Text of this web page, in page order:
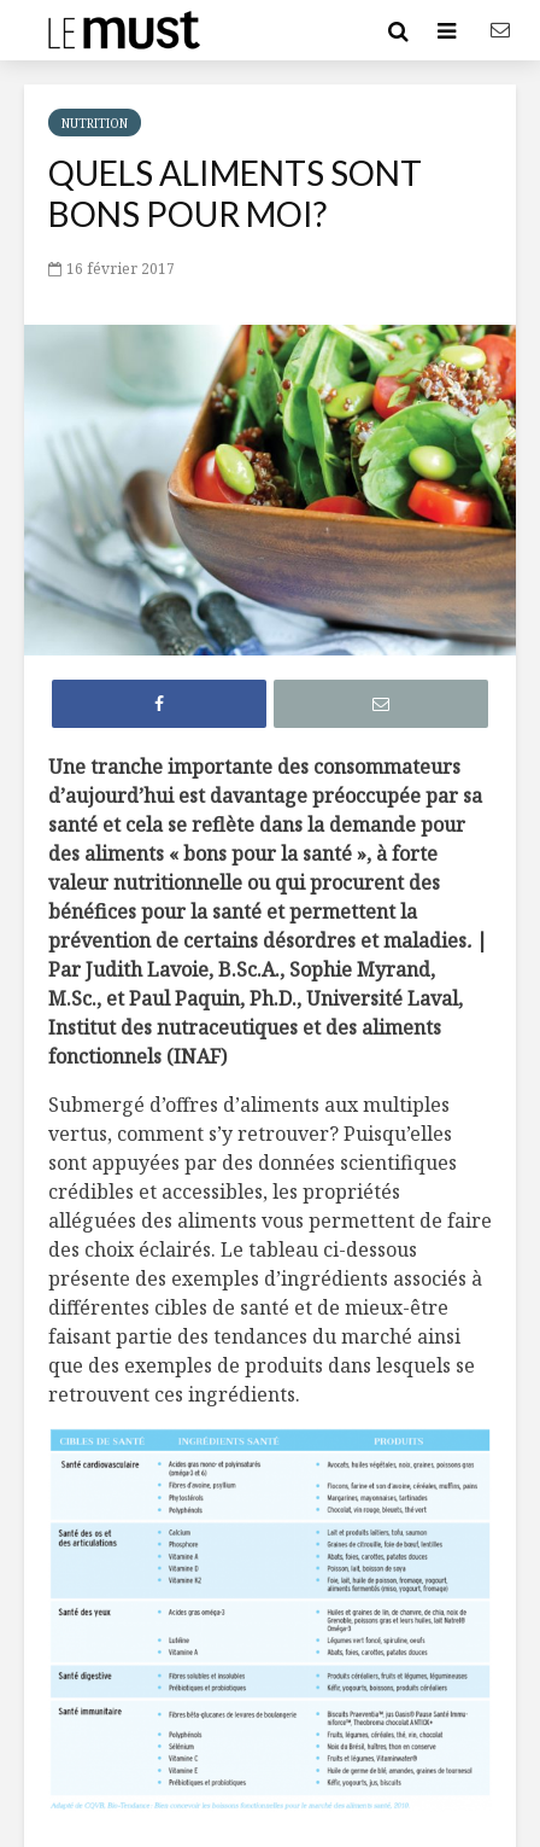
NUTRITION
QUELS ALIMENTS SONT
BONS POUR MOI?
16 février 2017
Une tranche importante des consommateurs
d’aujourd’hui est davantage préoccupée par sa
santé et cela se reflète dans la demande pour
des aliments « bons pour la santé », à forte
valeur nutritionnelle ou qui procurent des
bénéfices pour la santé et permettent la
prévention de certains désordres et maladies. |
Par Judith Lavoie, B.Sc.A., Sophie Myrand,
M.Sc., et Paul Paquin, Ph.D., Université Laval,
Institut des nutraceutiques et des aliments
fonctionnels (INAF)
Submergé d’offres d’aliments aux multiples
vertus, comment s’y retrouver? Puisqu’elles
sont appuyées par des données scientifiques
crédibles et accessibles, les propriétés
alléguées des aliments vous permettent de faire
des choix éclairés. Le tableau ci-dessous
présente des exemples d’ingrédients associés à
différentes cibles de santé et de mieux-être
faisant partie des tendances du marché ainsi
que des exemples de produits dans lesquels se
retrouvent ces ingrédients.
Efficaces, les
remèdes de grand-
mère?
hautement
La créatine, poudre
miracle ?
le sucre
ses
sabot
À
une
Inverser les
normes pour la
Un steak de…
bacon!
Du tartare en tube
!
des